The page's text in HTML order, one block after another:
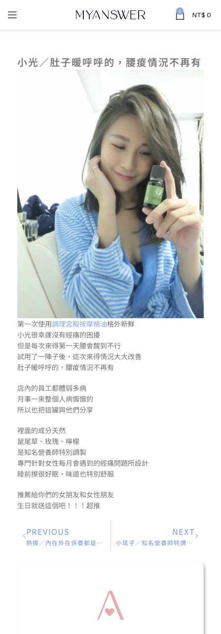
0 NT$ 0
小光／肚子暖呼呼的，腰痠情況不再有
第一次使用調理宮殿按摩精油格外新鮮
小光很幸運沒有經痛的困擾
但是每次來得第一天腰會酸到不行
試用了一陣子後，這次來得情況大大改善
肚子暖呼呼的，腰痠情況不再有
店內的員工都體弱多病
月事一來整個人病懨懨的
所以也把這罐與他們分享
裡面的成分天然
鼠尾草、玫瑰、檸檬
是知名營養師特別調製
專門針對女性每月會遇到的經痛問題所設計
睡前擦很好眠，味道也特別舒服
推薦給你們的女朋友和女性朋友
生日就送這個吧！！！超推
PREVIOUS
熱娜／內在外在保養都是非常重要
NEXT
小筑子／知名營養師特調的配方讓小筑子用起來很安心